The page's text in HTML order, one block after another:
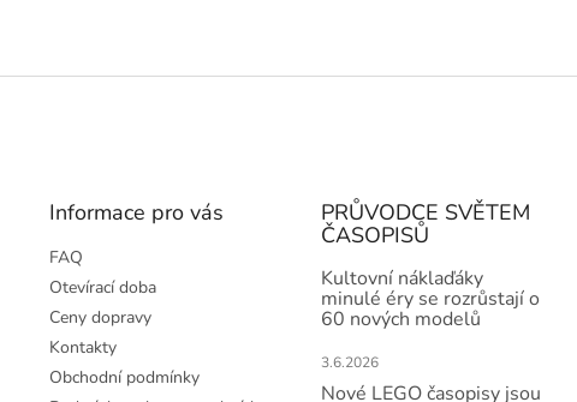
Informace pro vás
FAQ
Otevírací doba
Ceny dopravy
Kontakty
Obchodní podmínky
PRŮVODCE SVĚTEM
ČASOPISŮ
Kultovní náklaďáky
minulé éry se rozrůstají o
60 nových modelů
3.6.2026
Nové LEGO časopisy jsou